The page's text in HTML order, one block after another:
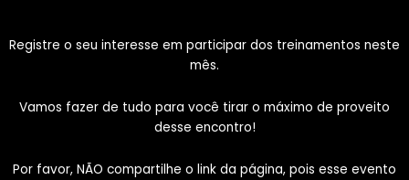
Registre o seu interesse em participar dos treinamentos neste
mês.
Vamos fazer de tudo para você tirar o máximo de proveito
desse encontro!
Por favor, NÃO compartilhe o link da página, pois esse evento